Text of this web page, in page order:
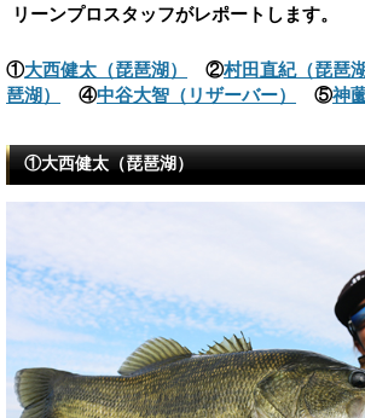
リーンプロスタッフがレポートします。
①大西健太（琵琶湖） ②村田直紀（琵琶湖
琶湖）
④中谷大智（リザーバー） ⑤神
①大西健太（琵琶湖）